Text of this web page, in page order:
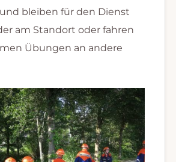
bleiben für den Dienst
am Standort oder fahren
Übungen an andere